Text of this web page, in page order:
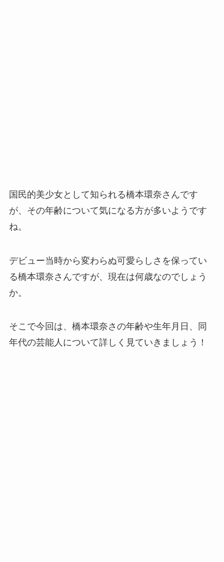
国民的美少女として知られる橋本環奈さんです
が、その年齢について気になる方が多いようです
ね。
デビュー当時から変わらぬ可愛らしさを保ってい
る橋本環奈さんですが、現在は何歳なのでしょう
か。
そこで今回は、橋本環奈さの年齢や生年月日、同
年代の芸能人について詳しく見ていきましょう！